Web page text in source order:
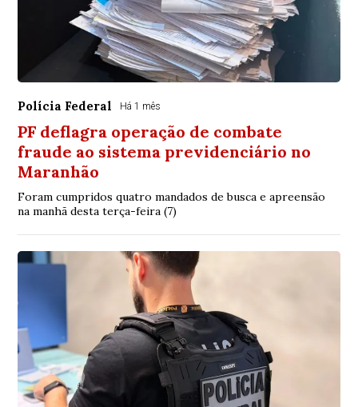
Polícia Federal Há 1 mês
PF deflagra operação de combate
fraude ao sistema previdenciário no
Maranhão
Foram cumpridos quatro mandados de busca e apreensão
na manhã desta terça-feira (7)